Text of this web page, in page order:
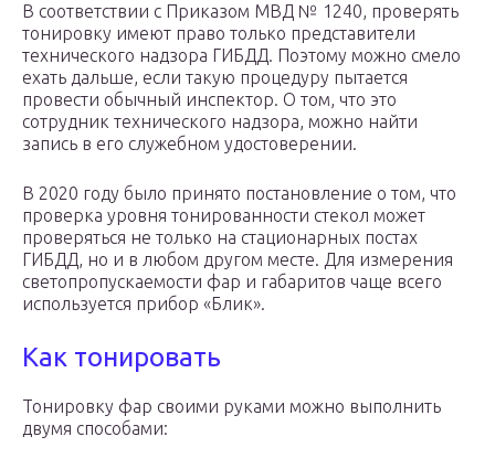
В соответствии с Приказом МВД № 1240, проверять
тонировку имеют право только представители
технического надзора ГИБДД. Поэтому можно смело
ехать дальше, если такую процедуру пытается
провести обычный инспектор. О том, что это
сотрудник технического надзора, можно найти
запись в его служебном удостоверении.
В 2020 году было принято постановление о том, что
проверка уровня тонированности стекол может
проверяться не только на стационарных постах
ГИБДД, но и в любом другом месте. Для измерения
светопропускаемости фар и габаритов чаще всего
используется прибор «Блик».
Как тонировать
Тонировку фар своими руками можно выполнить
двумя способами: